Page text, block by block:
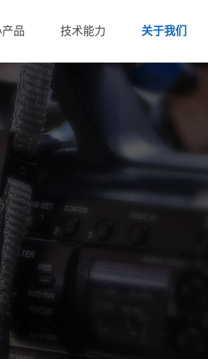
品 技术能力 关于我们